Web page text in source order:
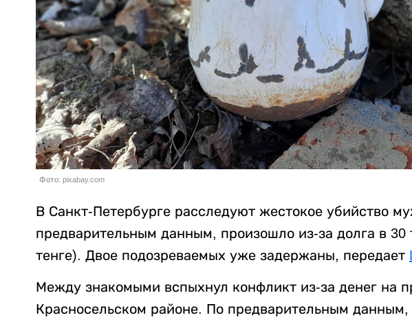
Фото: pixabay.com
В Санкт-Петербурге расследуют жестокое убийство
предварительным данным, произошло из-за долга в 30
тенге). Двое подозреваемых уже задержаны, передает
Между знакомыми вспыхнул конфликт из-за денег на
Красносельском районе. По предварительным